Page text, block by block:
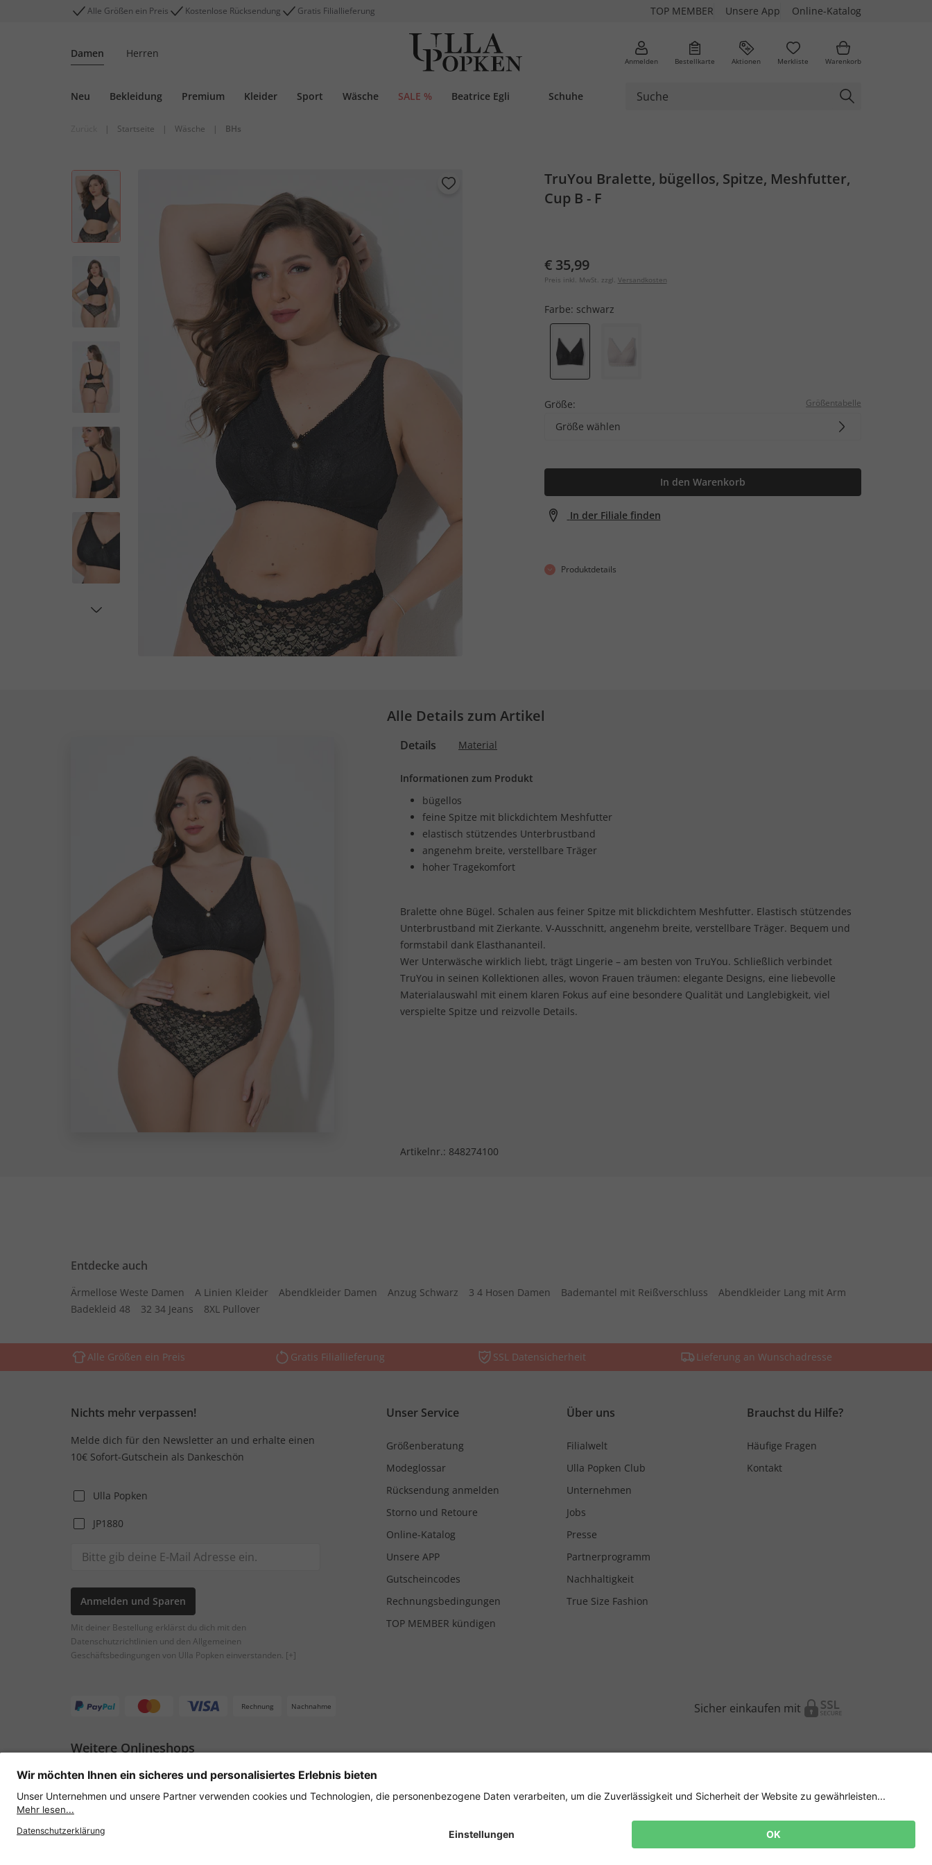
Alle Größen ein Preis Kostenlose Rücksendung Gratis Filiallieferung TOP MEMBER Unsere App Online-Katalog
Damen Herren
Anmelden Bestellkarte Aktionen Merkliste Warenkorb
Neu Bekleidung Premium Kleider Sport Wäsche SALE % Beatrice Egli Schuhe
| Startseite | Wäsche | BHs
TruYou Bralette, bügellos, Spitze, Meshfutter,
Cup B - F
€ 35,99
Preis inkl. MwSt. zzgl. Versandkosten
Farbe: schwarz
Größe: Größentabelle
Größe wählen
In den Warenkorb
In der Filiale finden
Produktdetails
Alle Details zum Artikel
Details Material
Informationen zum Produkt
bügellos
feine Spitze mit blickdichtem Meshfutter
elastisch stützendes Unterbrustband
angenehm breite, verstellbare Träger
hoher Tragekomfort
Bralette ohne Bügel. Schalen aus feiner Spitze mit blickdichtem Meshfutter. Elastisch stützendes
Unterbrustband mit Zierkante. V-Ausschnitt, angenehm breite, verstellbare Träger. Bequem und
formstabil dank Elasthananteil.
Wer Unterwäsche wirklich liebt, trägt Lingerie – am besten von TruYou. Schließlich verbindet
TruYou in seinen Kollektionen alles, wovon Frauen träumen: elegante Designs, eine liebevolle
Materialauswahl mit einem klaren Fokus auf eine besondere Qualität und Langlebigkeit, viel
verspielte Spitze und reizvolle Details.
Artikelnr.: 848274100
Entdecke auch
Ärmellose Weste Damen A Linien Kleider Abendkleider Damen Anzug Schwarz 3 4 Hosen Damen Bademantel mit Reißverschluss
Abendkleider Lang mit Arm
Badekleid 48
32 34 Jeans 8XL Pullover
Alle Größen ein Preis Gratis Filiallieferung SSL Datensicherheit Lieferung an Wunschadresse
Nichts mehr verpassen!
Melde dich für den Newsletter an und erhalte einen
10€ Sofort-Gutschein als Dankeschön
Ulla Popken
JP1880
Anmelden und Sparen
Mit deiner Bestellung erklärst du dich mit den
Datenschutzrichtlinien und den Allgemeinen
Geschäftsbedingungen von Ulla Popken einverstanden. [+]
Unser Service
Größenberatung
Modeglossar
Rücksendung anmelden
Storno und Retoure
Online-Katalog
Unsere APP
Gutscheincodes
Rechnungsbedingungen
TOP MEMBER kündigen
Über uns
Filialwelt
Ulla Popken Club
Unternehmen
Jobs
Presse
Partnerprogramm
Nachhaltigkeit
True Size Fashion
Brauchst du Hilfe?
Häufige Fragen
Kontakt
Rechnung Nachnahme Sicher einkaufen mit
Weitere Onlineshops
Österreich